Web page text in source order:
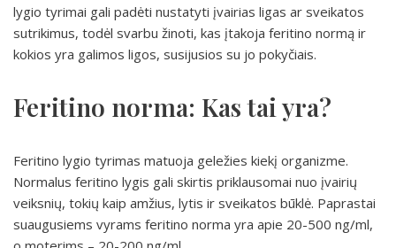
lygio tyrimai gali padėti nustatyti įvairias ligas ar sveikatos
sutrikimus, todėl svarbu žinoti, kas įtakoja feritino normą ir
kokios yra galimos ligos, susijusios su jo pokyčiais.
Feritino norma: Kas tai yra?
Feritino lygio tyrimas matuoja geležies kiekį organizme.
Normalus feritino lygis gali skirtis priklausomai nuo įvairių
veiksnių, tokių kaip amžius, lytis ir sveikatos būklė. Paprastai
suaugusiems vyrams feritino norma yra apie 20-500 ng/ml,